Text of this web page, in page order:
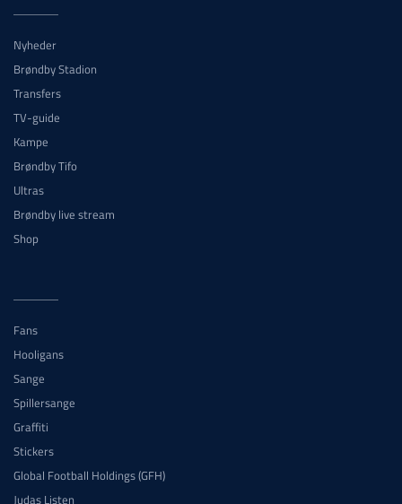
Nyheder
Brøndby Stadion
Transfers
TV-guide
Kampe
Brøndby Tifo
Ultras
Brøndby live stream
Shop
Fans
Hooligans
Sange
Spillersange
Graffiti
Stickers
Global Football Holdings (GFH)
Judas Listen